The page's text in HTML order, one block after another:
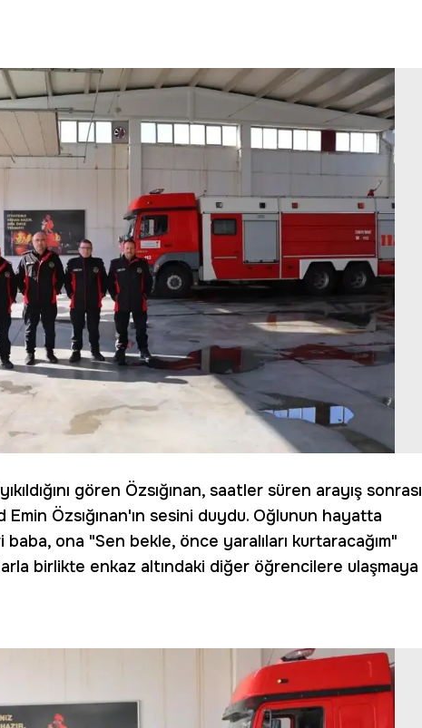
gören Özsığınan, saatler süren arayış sonrası
Emin Özsığınan'ın sesini duydu. Oğlunun hayatta
ona "Sen bekle, önce yaralıları kurtaracağım"
birlikte enkaz altındaki diğer öğrencilere ulaşmaya